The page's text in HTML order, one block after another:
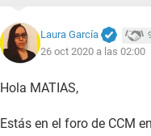
Laura García
26 oct 2020 a las 02:00
Hola MATIAS,
Estás en el foro de CCM